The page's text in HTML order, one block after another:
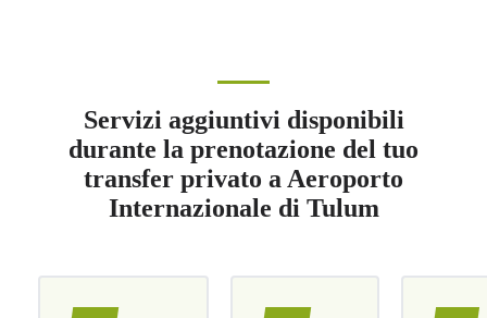
Servizi aggiuntivi disponibili
durante la prenotazione del tuo
transfer privato a Aeroporto
Internazionale di Tulum